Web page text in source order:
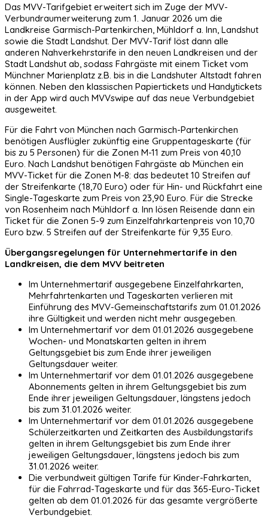
Das MVV-Tarifgebiet erweitert sich im Zuge der MVV-
Verbundraumerweiterung zum 1. Januar 2026 um die
Landkreise Garmisch-Partenkirchen, Mühldorf a. Inn, Landshut
sowie die Stadt Landshut. Der MVV-Tarif löst dann alle
anderen Nahverkehrstarife in den neuen Landkreisen und der
Stadt Landshut ab, sodass Fahrgäste mit einem Ticket vom
Münchner Marienplatz z.B. bis in die Landshuter Altstadt fahren
können. Neben den klassischen Papiertickets und Handytickets
in der App wird auch MVVswipe auf das neue Verbundgebiet
ausgeweitet.
Für die Fahrt von München nach Garmisch-Partenkirchen
benötigen Ausflügler zukünftig eine Gruppentageskarte (für
bis zu 5 Personen) für die Zonen M-11 zum Preis von 40,10
Euro. Nach Landshut benötigen Fahrgäste ab München ein
MVV-Ticket für die Zonen M-8: das bedeutet 10 Streifen auf
der Streifenkarte (18,70 Euro) oder für Hin- und Rückfahrt eine
Single-Tageskarte zum Preis von 23,90 Euro. Für die Strecke
von Rosenheim nach Mühldorf a. Inn lösen Reisende dann ein
Ticket für die Zonen 5-9 zum Einzelfahrkartenpreis von 10,70
Euro bzw. 5 Streifen auf der Streifenkarte für 9,35 Euro.
Übergangsregelungen für Unternehmertarife in den
Landkreisen, die dem MVV beitreten
Im Unternehmertarif ausgegebene Einzelfahrkarten,
Mehrfahrtenkarten und Tageskarten verlieren mit
Einführung des MVV-Gemeinschaftstarifs zum 01.01.2026
ihre Gültigkeit und werden nicht mehr ausgegeben.
Im Unternehmertarif vor dem 01.01.2026 ausgegebene
Wochen- und Monatskarten gelten in ihrem
Geltungsgebiet bis zum Ende ihrer jeweiligen
Geltungsdauer weiter.
Im Unternehmertarif vor dem 01.01.2026 ausgegebene
Abonnements gelten in ihrem Geltungsgebiet bis zum
Ende ihrer jeweiligen Geltungsdauer, längstens jedoch
bis zum 31.01.2026 weiter.
Im Unternehmertarif vor dem 01.01.2026 ausgegebene
Schülerzeitkarten und Zeitkarten des Ausbildungstarifs
gelten in ihrem Geltungsgebiet bis zum Ende ihrer
jeweiligen Geltungsdauer, längstens jedoch bis zum
31.01.2026 weiter.
Die verbundweit gültigen Tarife für Kinder-Fahrkarten,
für die Fahrrad-Tageskarte und für das 365-Euro-Ticket
gelten ab dem 01.01.2026 für das gesamte vergrößerte
Verbundgebiet.